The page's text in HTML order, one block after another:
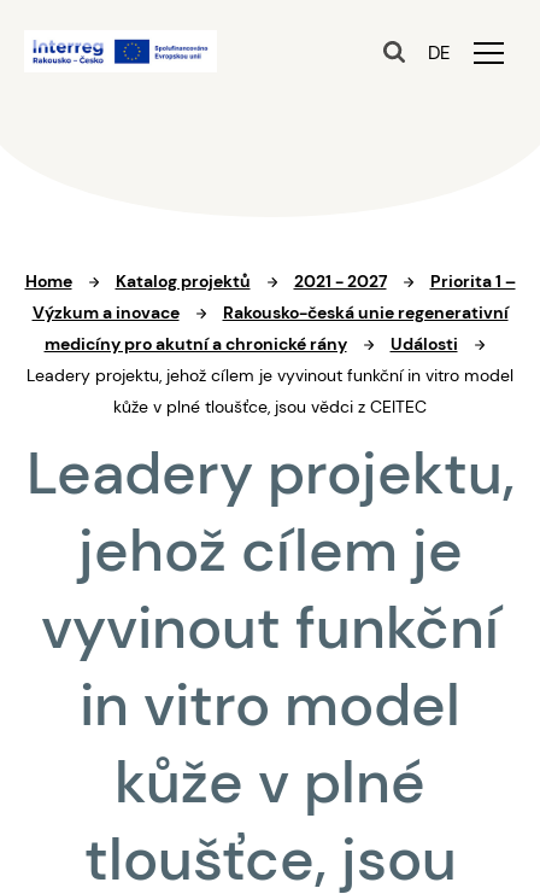
DE
Home Katalog projektů 2021 - 2027
Priorita 1 –
Výzkum a inovace
Rakousko-česká unie regenerativní
medicíny pro akutní a chronické rány
Události
Leadery projektu, jehož cílem je vyvinout funkční in vitro model
kůže v plné tloušťce, jsou vědci z CEITEC
Leadery projektu,
jehož cílem je
vyvinout funkční
in vitro model
kůže v plné
tloušťce, jsou